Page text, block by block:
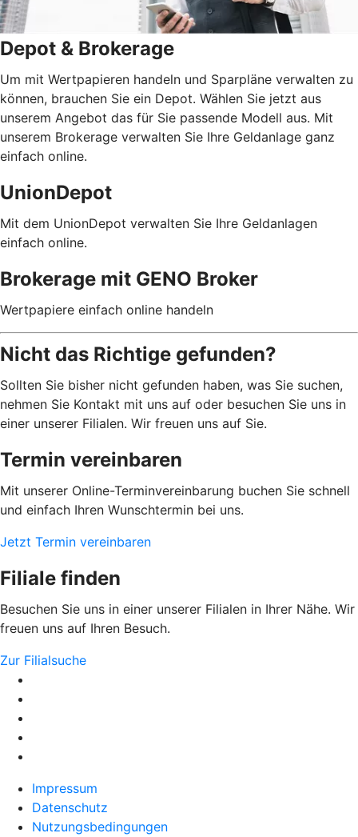
Depot & Brokerage
Um mit Wertpapieren handeln und Sparpläne verwalten zu
können, brauchen Sie ein Depot. Wählen Sie jetzt aus
unserem Angebot das für Sie passende Modell aus. Mit
unserem Brokerage verwalten Sie Ihre Geldanlage ganz
einfach online.
UnionDepot
Mit dem UnionDepot verwalten Sie Ihre Geldanlagen
einfach online.
Brokerage mit GENO Broker
Wertpapiere einfach online handeln
Nicht das Richtige gefunden?
Sollten Sie bisher nicht gefunden haben, was Sie suchen,
nehmen Sie Kontakt mit uns auf oder besuchen Sie uns in
einer unserer Filialen. Wir freuen uns auf Sie.
Termin vereinbaren
Mit unserer Online-Terminvereinbarung buchen Sie schnell
und einfach Ihren Wunschtermin bei uns.
Jetzt Termin vereinbaren
Filiale finden
Besuchen Sie uns in einer unserer Filialen in Ihrer Nähe. Wir
freuen uns auf Ihren Besuch.
Zur Filialsuche
Impressum
Datenschutz
Nutzungsbedingungen